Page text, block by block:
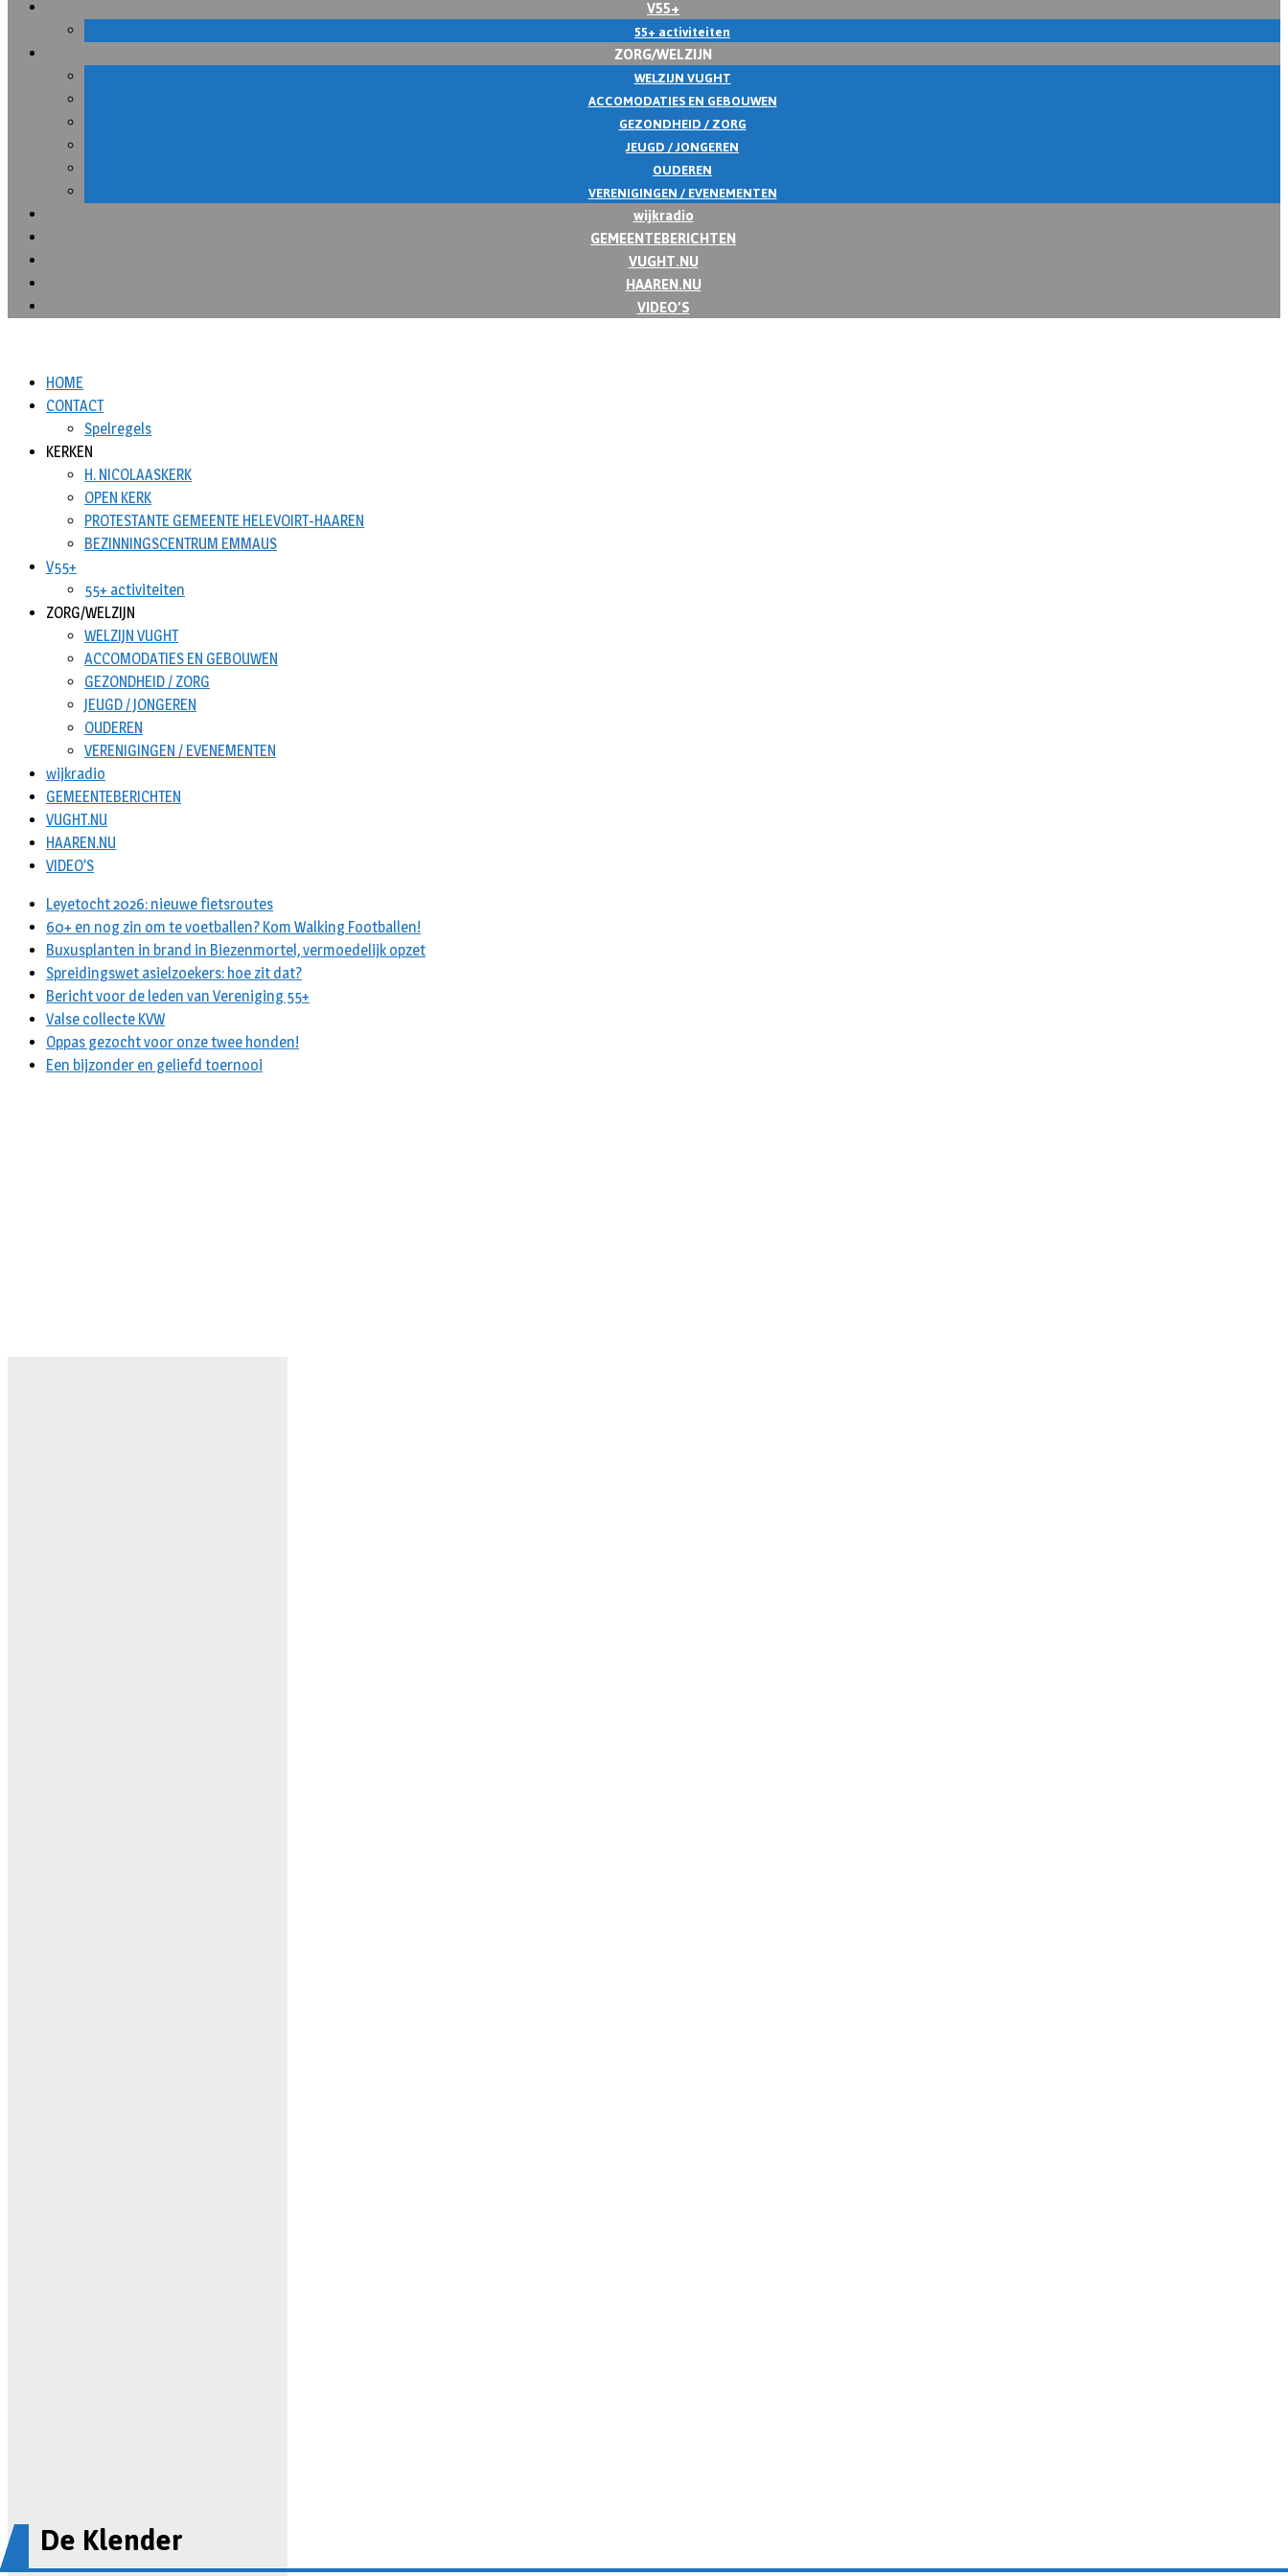
V55+
55+ activiteiten
ZORG/WELZIJN
WELZIJN VUGHT
ACCOMODATIES EN GEBOUWEN
GEZONDHEID / ZORG
JEUGD / JONGEREN
OUDEREN
VERENIGINGEN / EVENEMENTEN
wijkradio
GEMEENTEBERICHTEN
VUGHT.NU
HAAREN.NU
VIDEO’S
HOME
CONTACT
Spelregels
KERKEN
H. NICOLAASKERK
OPEN KERK
PROTESTANTE GEMEENTE HELEVOIRT-HAAREN
BEZINNINGSCENTRUM EMMAUS
V55+
55+ activiteiten
ZORG/WELZIJN
WELZIJN VUGHT
ACCOMODATIES EN GEBOUWEN
GEZONDHEID / ZORG
JEUGD / JONGEREN
OUDEREN
VERENIGINGEN / EVENEMENTEN
wijkradio
GEMEENTEBERICHTEN
VUGHT.NU
HAAREN.NU
VIDEO’S
Leyetocht 2026: nieuwe fietsroutes
60+ en nog zin om te voetballen? Kom Walking Footballen!
Buxusplanten in brand in Biezenmortel, vermoedelijk opzet
Spreidingswet asielzoekers: hoe zit dat?
Bericht voor de leden van Vereniging 55+
Valse collecte KVW
Oppas gezocht voor onze twee honden!
Een bijzonder en geliefd toernooi
De Klender